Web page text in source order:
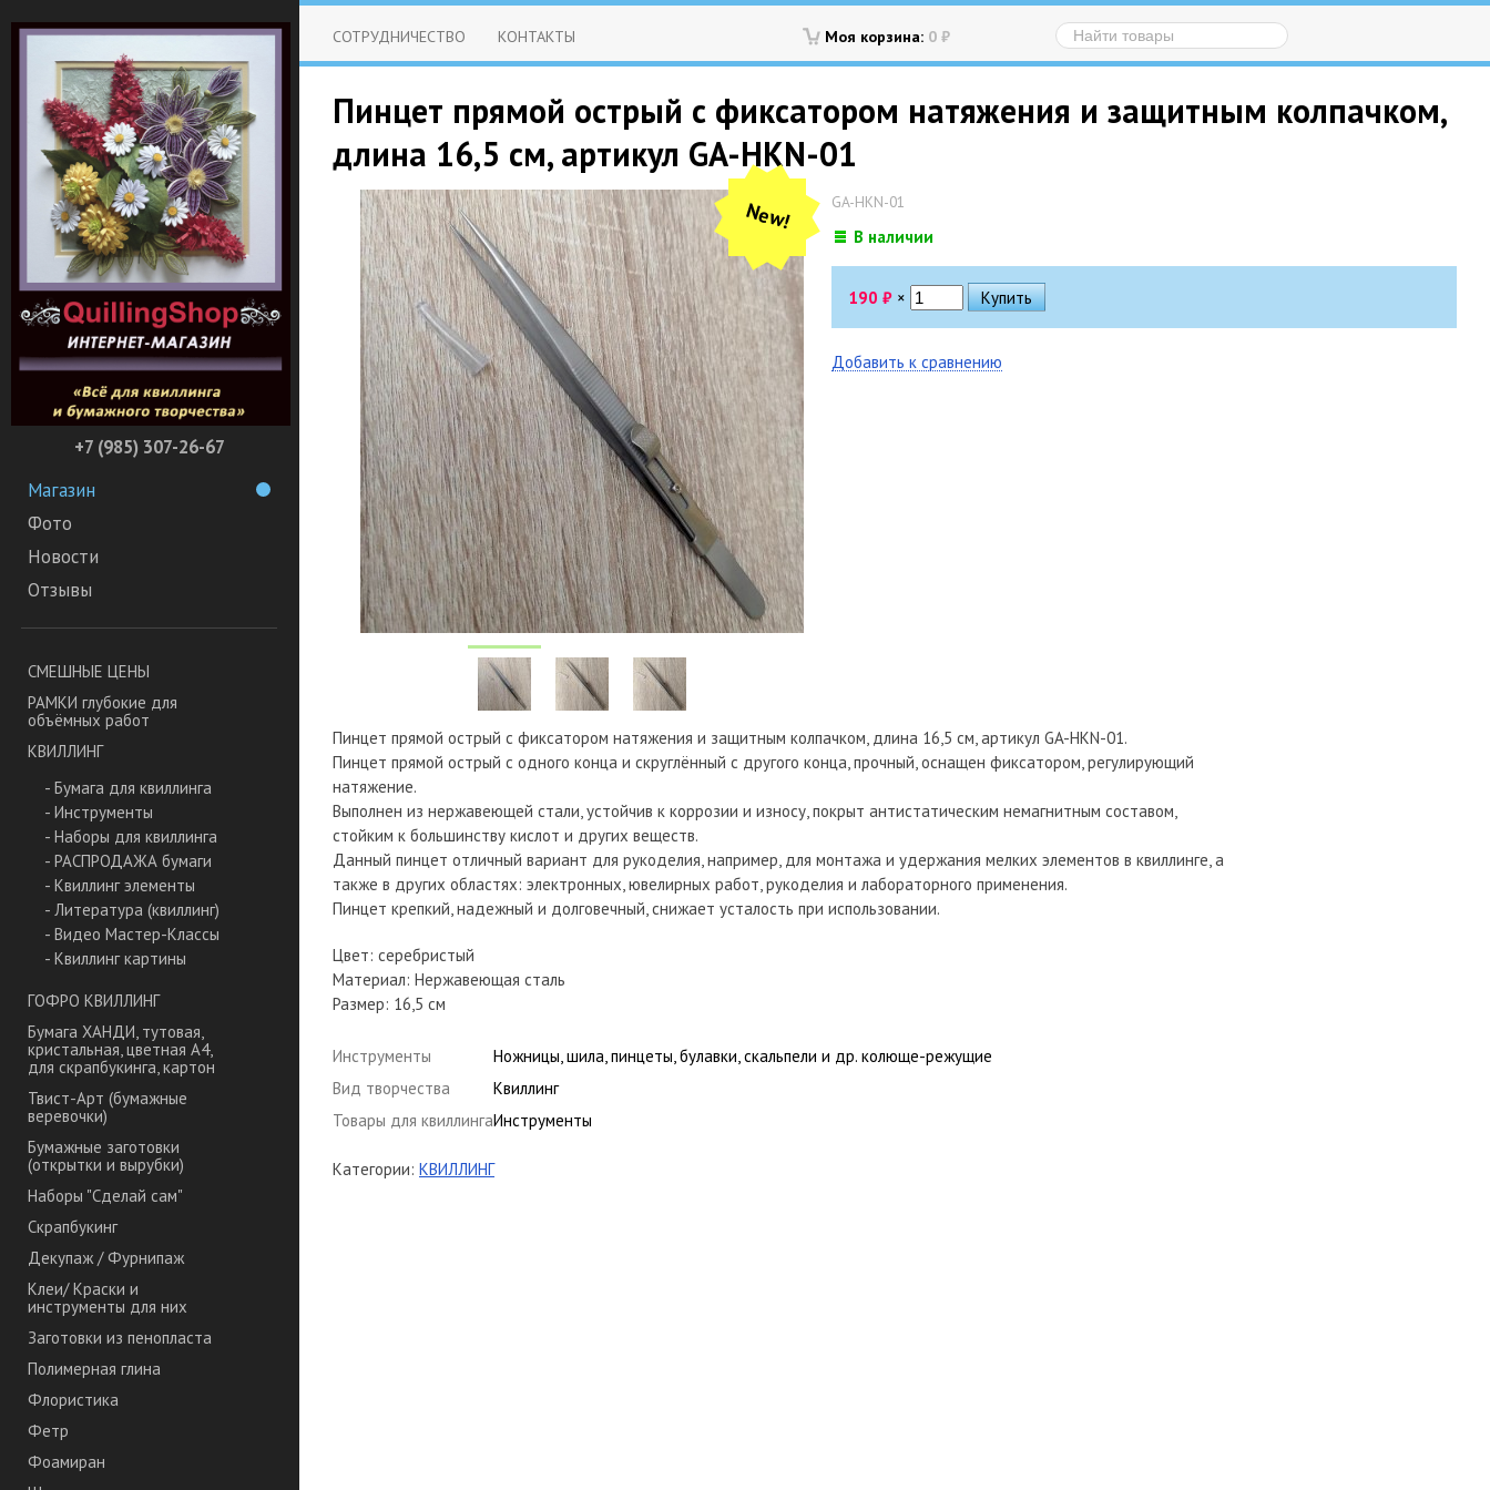
+7 (985) 307-26-67
Магазин
Фото
Новости
Отзывы
СМЕШНЫЕ ЦЕНЫ
РАМКИ глубокие для
объёмных работ
КВИЛЛИНГ
- Бумага для квиллинга
- Инструменты
- Наборы для квиллинга
- РАСПРОДАЖА бумаги
- Квиллинг элементы
- Литература (квиллинг)
- Видео Мастер-Классы
- Квиллинг картины
ГОФРО КВИЛЛИНГ
Бумага ХАНДИ, тутовая,
кристальная, цветная А4,
для скрапбукинга, картон
Твист-Арт (бумажные
веревочки)
Бумажные заготовки
(открытки и вырубки)
Наборы "Сделай сам"
Скрапбукинг
Декупаж / Фурнипаж
Клеи/ Краски и
инструменты для них
Заготовки из пенопласта
Полимерная глина
Флористика
Фетр
Фоамиран
Моя корзина: 0 ₽
СОТРУДНИЧЕСТВО КОНТАКТЫ
Пинцет прямой острый с фиксатором натяжения и защитным колпачком,
длина 16,5 см, артикул GA-HKN-01
New! GA-HKN-01
В наличии
190 ₽ ×
Добавить к сравнению
Пинцет прямой острый с фиксатором натяжения и защитным колпачком, длина 16,5 см, артикул GA-HKN-01.
Пинцет прямой острый с одного конца и скруглённый с другого конца, прочный, оснащен фиксатором, регулирующий
натяжение.
Выполнен из нержавеющей стали, устойчив к коррозии и износу, покрыт антистатическим немагнитным составом,
стойким к большинству кислот и других веществ.
Данный пинцет отличный вариант для рукоделия, например, для монтажа и удержания мелких элементов в квиллинге, а
также в других областях: электронных, ювелирных работ, рукоделия и лабораторного применения.
Пинцет крепкий, надежный и долговечный, снижает усталость при использовании.
Цвет: серебристый
Материал: Нержавеющая сталь
Размер: 16,5 см
Инструменты
Ножницы, шила, пинцеты, булавки, скальпели и др. колюще-режущие
Вид творчества
Квиллинг
Товары для квиллингаИнструменты
Категории: КВИЛЛИНГ